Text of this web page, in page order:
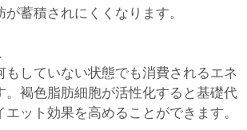
蓄積されにくくなります。
もしていない状態でも消費されるエネ
。褐色脂肪細胞が活性化すると基礎代
ット効果を高めることができます。